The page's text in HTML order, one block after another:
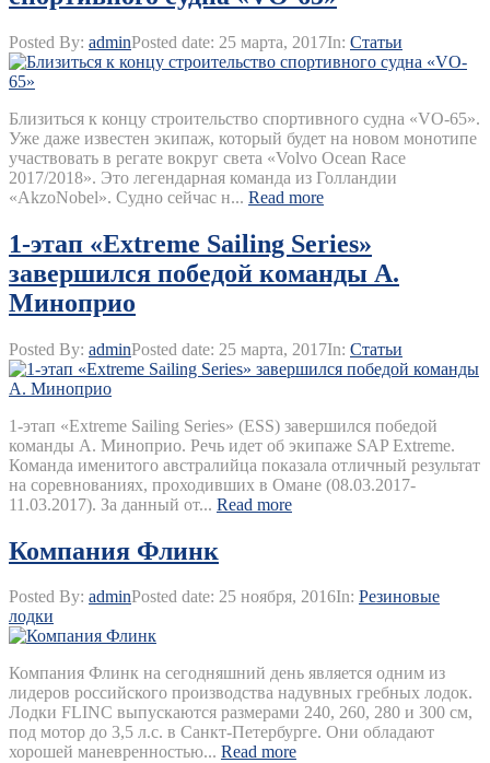
Posted By: adminPosted date: 25 марта, 2017In: Статьи
Близиться к концу строительство спортивного судна «VO-65».
Уже даже известен экипаж, который будет на новом монотипе
участвовать в регате вокруг света «Volvo Ocean Race
2017/2018». Это легендарная команда из Голландии
«AkzoNobel». Судно сейчас н... Read more
1-этап «Extreme Sailing Series»
завершился победой команды А.
Миноприо
Posted By: adminPosted date: 25 марта, 2017In: Статьи
1-этап «Extreme Sailing Series» (ESS) завершился победой
команды А. Миноприо. Речь идет об экипаже SAP Extreme.
Команда именитого австралийца показала отличный результат
на соревнованиях, проходивших в Омане (08.03.2017-
11.03.2017). За данный от... Read more
Компания Флинк
Posted By: adminPosted date: 25 ноября, 2016In: Резиновые
лодки
Компания Флинк на сегодняшний день является одним из
лидеров российского производства надувных гребных лодок.
Лодки FLINC выпускаются размерами 240, 260, 280 и 300 см,
под мотор до 3,5 л.с. в Санкт-Петербурге. Они обладают
хорошей маневренностью... Read more